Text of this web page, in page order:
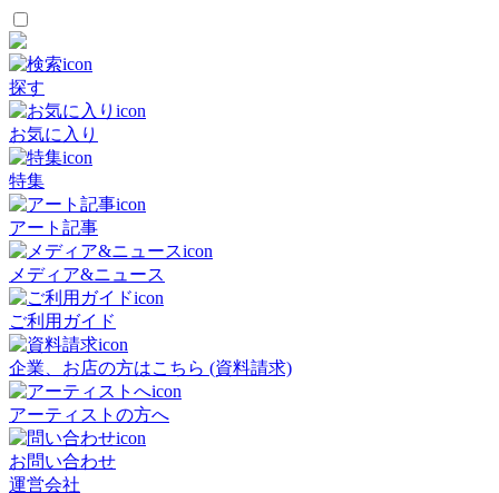
探す
お気に入り
特集
アート記事
メディア&ニュース
ご利用ガイド
企業、お店の方はこちら (資料請求)
アーティストの方へ
お問い合わせ
運営会社